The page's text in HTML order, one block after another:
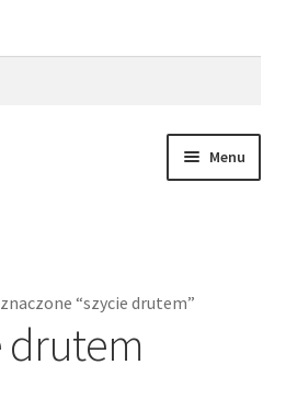
Menu
“szycie drutem”
drutem